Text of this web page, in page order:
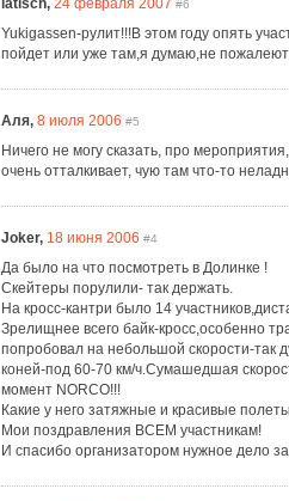
latisch, 24 февраля 2007 #6
Yukigassen-рулит!!!В этом году опять
пойдет или уже там,я думаю,не
Аля, 8 июля 2006 #5
Ничего не могу сказать, про
очень отталкивает, чую там что-то
Joker, 18 июня 2006 #4
Да было на что посмотреть в Долинке !
Скейтеры порулили- так держать.
На кросс-кантри было 14
Зрелищнее всего байк-кросс,особенно
попробовал на небольшой скорости-так
коней-под 60-70 км/ч.Сумашедшая
момент NORCO!!!
Какие у него затяжные и красивые
Мои поздравления ВСЕМ участникам!
И спасибо организатором нужное дело